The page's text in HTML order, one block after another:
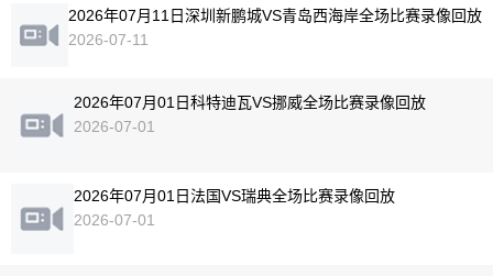
2026年07月11日深圳新鹏城VS青岛西海岸全场比赛录像回放
2026-07-11
2026年07月01日科特迪瓦VS挪威全场比赛录像回放
2026-07-01
2026年07月01日法国VS瑞典全场比赛录像回放
2026-07-01